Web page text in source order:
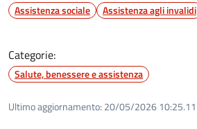
Assistenza sociale Assistenza agli invalidi
Categorie:
Salute, benessere e assistenza
Ultimo aggiornamento: 20/05/2026 10:25.11